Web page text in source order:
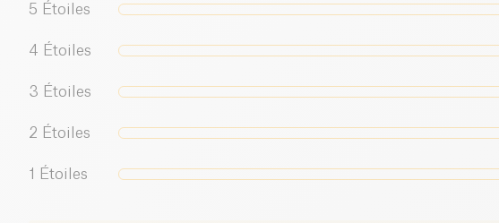
5 Étoiles
4 Étoiles
3 Étoiles
2 Étoiles
1 Étoiles